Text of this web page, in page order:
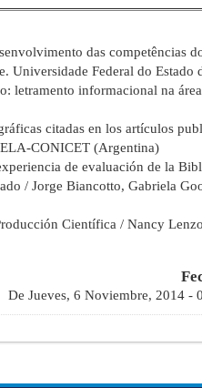
das competências
Universidade Federal do
letramento informacional na
citadas en los artículos
CONICET (Argentina)
de evaluación de la
/ Jorge Biancotto, Gabriela
Científica / Nancy
De Jueves, 6 Noviembre, 2014 -